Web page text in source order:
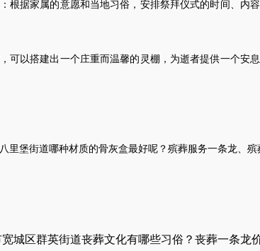
根据家属的意愿和当地习俗，安排祭拜仪式的时间、内
可以搭建出一个庄重而温馨的灵棚，为逝者提供一个安
里堡街道哪种材质的骨灰盒最好呢？ 殡葬服务一条龙 殡
城区群英街道丧葬文化有哪些习俗？丧葬一条龙